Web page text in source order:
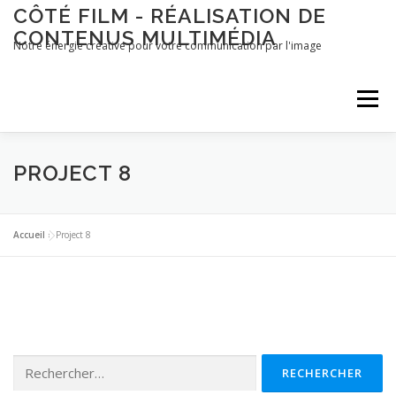
Aller
contenu
CÔTÉ FILM - RÉALISATION DE
CONTENUS MULTIMÉDIA
Notre énergie créative pour votre communication par l'image
Menu
ACCUEIL CÔTÉ PRO
CONTACT
PROJECT 8
Accueil »Project 8